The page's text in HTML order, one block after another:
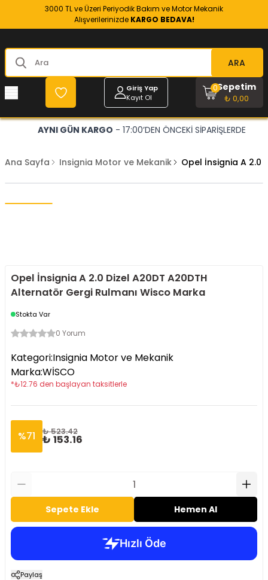
3000 TL ve Üzeri Periyodik Bakım ve Motor Mekanik
Alışverilerinizde KARGO BEDAVA!
ARA
Giriş Yap
Kayıt Ol
Sepetim
₺ 0,00
0
AYNI GÜN KARGO - 17:00’DEN ÖNCEKİ SİPARİŞLERDE
Ana Sayfa Insignia Motor ve Mekanik Opel İnsignia A 2.0
Opel İnsignia A 2.0 Dizel A20DT A20DTH
Alternatör Gergi Rulmanı Wisco Marka
Stokta Var
0 Yorum
Kategori:Insignia Motor ve Mekanik
Marka:WİSCO
*₺12.76 den başlayan taksitlerle
%71 ₺ 523.42
₺ 153.16
Sepete Ekle Hemen Al
Paylaş